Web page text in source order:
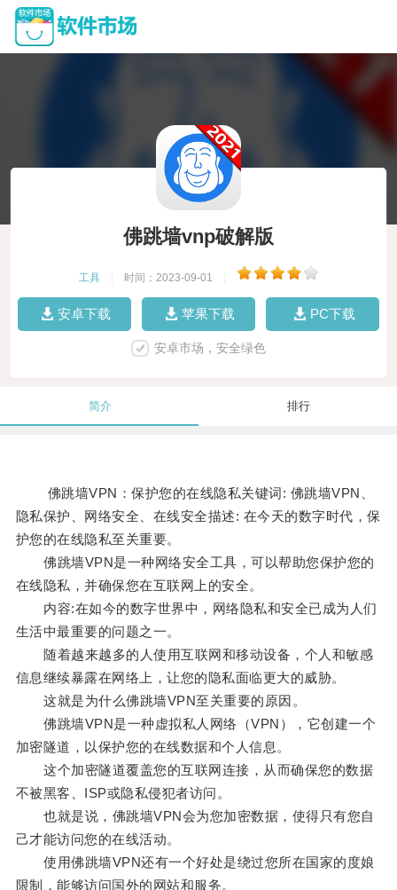
佛跳墙vnp破解版
工具 时间：2023-09-01
安卓下载 苹果下载 PC下载
安卓市场，安全绿色
简介 排行
佛跳墙VPN：保护您的在线隐私关键词: 佛跳墙VPN、
隐私保护、网络安全、在线安全描述: 在今天的数字时代，保
护您的在线隐私至关重要。
佛跳墙VPN是一种网络安全工具，可以帮助您保护您的
在线隐私，并确保您在互联网上的安全。
内容:在如今的数字世界中，网络隐私和安全已成为人们
生活中最重要的问题之一。
随着越来越多的人使用互联网和移动设备，个人和敏感
信息继续暴露在网络上，让您的隐私面临更大的威胁。
这就是为什么佛跳墙VPN至关重要的原因。
佛跳墙VPN是一种虚拟私人网络（VPN），它创建一个
加密隧道，以保护您的在线数据和个人信息。
这个加密隧道覆盖您的互联网连接，从而确保您的数据
不被黑客、ISP或隐私侵犯者访问。
也就是说，佛跳墙VPN会为您加密数据，使得只有您自
己才能访问您的在线活动。
使用佛跳墙VPN还有一个好处是绕过您所在国家的度娘
限制，能够访问国外的网站和服务。